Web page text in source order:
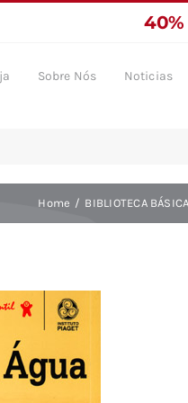
Sobre Nós Noticias
Home BIBLIOTECA